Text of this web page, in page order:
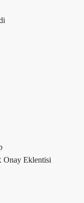
Onay Eklentisi